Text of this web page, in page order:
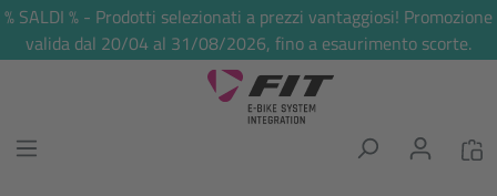
principale
% SALDI % - Prodotti selezionati a prezzi vantaggiosi! Promozione
valida dal 20/04 al 31/08/2026, fino a esaurimento scorte.